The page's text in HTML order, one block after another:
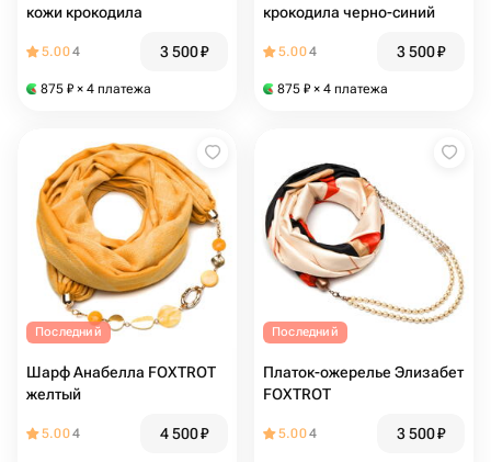
кожи крокодила
5.004 3 500₽
875 ₽ × 4 платежа
крокодила черно-синий
5.004 3 500₽
875 ₽ × 4 платежа
Последний
Шарф Анабелла FOXTROT
желтый
5.004 4 500₽
Последний
Платок-ожерелье Элизабет
FOXTROT
5.004 3 500₽